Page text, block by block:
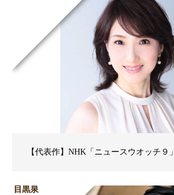
【代表作】NHK「ニュースウオッチ９」
目黒泉